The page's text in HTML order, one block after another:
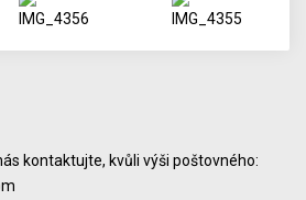
kontaktujte, kvůli výši poštovného: